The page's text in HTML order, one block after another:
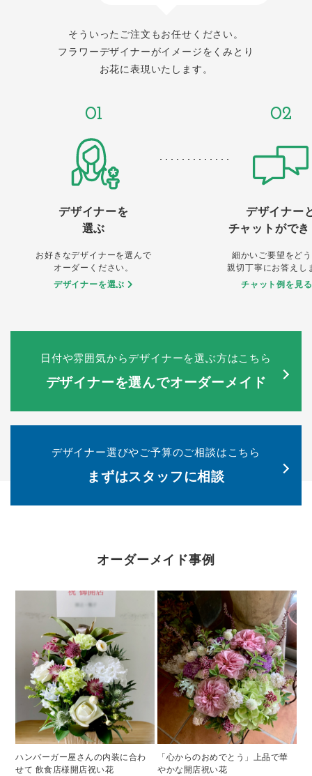
そういったご注文もお任せください。
フラワーデザイナーがイメージをくみとり
お花に表現いたします。
01
デザイナーを
選ぶ
お好きなデザイナーを選んで
オーダーください。
デザイナーを選ぶ
02
デザイナー
チャットがで
細かいご要望をど
親切丁寧にお答えし
チャット例を見る
日付や雰囲気からデザイナーを選ぶ方はこちら
デザイナーを選んでオーダーメイド
デザイナー選びやご予算のご相談はこちら
まずはスタッフに相談
オーダーメイド事例
ハンバーガー屋さんの内装に合わ
せて 飲食店様開店祝い花
「心からのおめでとう」上品で華
やかな開店祝い花